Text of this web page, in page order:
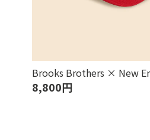
Brooks Brothers × New
8,800円